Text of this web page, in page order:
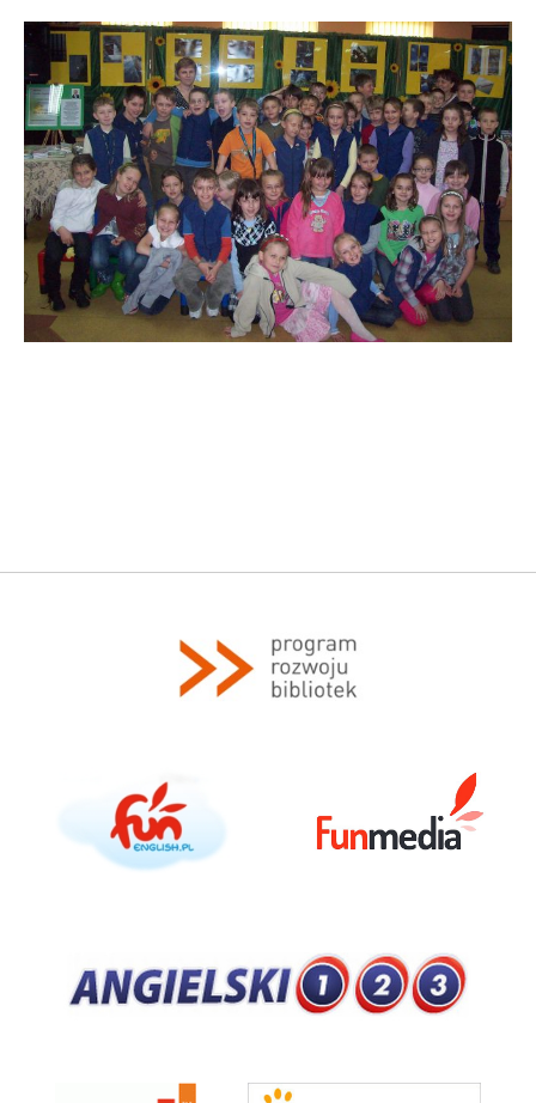
Bezpieczny Internet w Bibliotece Dzień Bezpiecznego Internetu 2012